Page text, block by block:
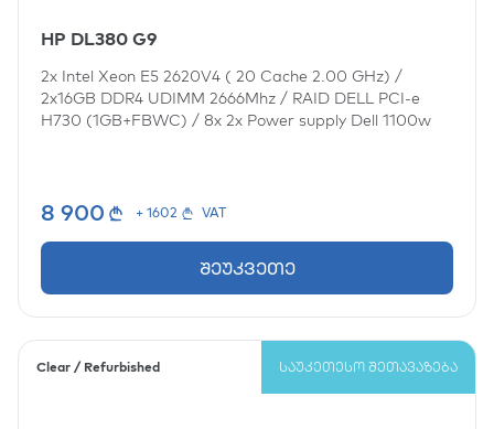
HP DL380 G9
2x Intel Xeon E5 2620V4 ( 20 Cache 2.00 GHz) /
2x16GB DDR4 UDIMM 2666Mhz / RAID DELL PCI-e
H730 (1GB+FBWC) / 8x 2x Power supply Dell 1100w
8 900 + 1602 VAT
შეუკვეთე
Clear / Refurbished ᲡᲐᲣᲙᲔᲗᲔᲡᲝ ᲨᲔᲗᲐᲕᲐᲖᲔᲑᲐ